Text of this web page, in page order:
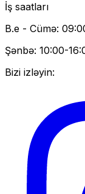
İş saatları
B.e - Cümə:
Şənbə: 10:00-
Bizi izləyin: